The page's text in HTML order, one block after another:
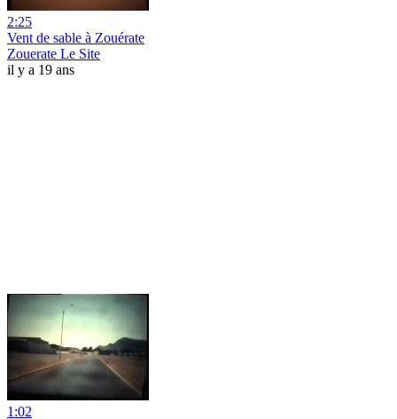
2:25
Vent de sable à Zouérate
Zouerate Le Site
il y a 19 ans
1:02